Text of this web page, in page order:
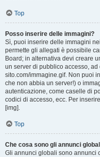
Top
Posso inserire delle immagini?
Sì, puoi inserire delle immagini
permette gli allegati è possibile
Board; in alternativa devi creare
un server di pubblico accesso,
sito.com/immagine.gif. Non puoi
che non abbia un server!) o
autenticazione, come caselle di
codici di accesso, ecc. Per
[img].
Top
Che cosa sono gli annunci
Gli annunci globali sono annunci